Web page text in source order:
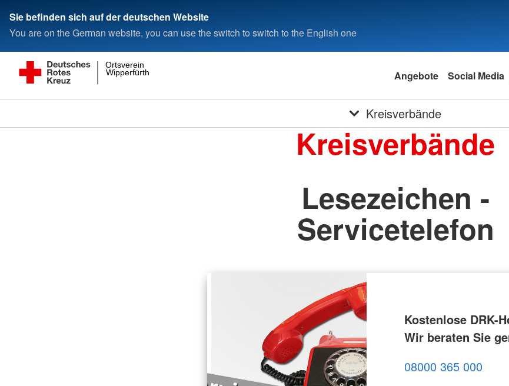
Sie befinden sich auf der deutschen Website
You are on the German website, you can use the switch to switch to the English one
Wipperfürth
Ortsverein
Angebote Social Media
Kreisverbände
Kreisverbände
Lesezeichen -
Servicetelefon
Kostenlose DRK-
Wir beraten Sie
08000 365 000